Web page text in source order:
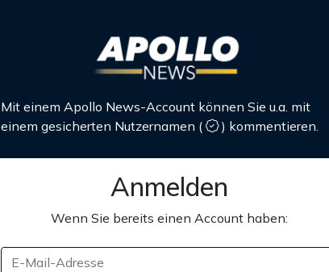
Mit einem Apollo News-Account können Sie u.a. mit
einem gesicherten Nutzernamen ( ) kommentieren.
Anmelden
Wenn Sie bereits einen Account haben: